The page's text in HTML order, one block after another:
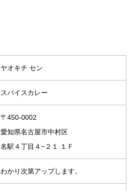
ヤオキチ セン
スパイスカレー
〒450-0002
愛知県名古屋市中村区
名駅４丁目４−２１ １Ｆ
わかり次第アップします。